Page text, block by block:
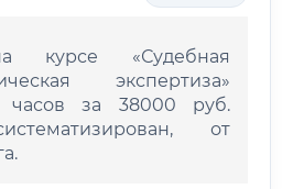
курсе «Судебная
экспертиза»
часов за 38000 руб.
от